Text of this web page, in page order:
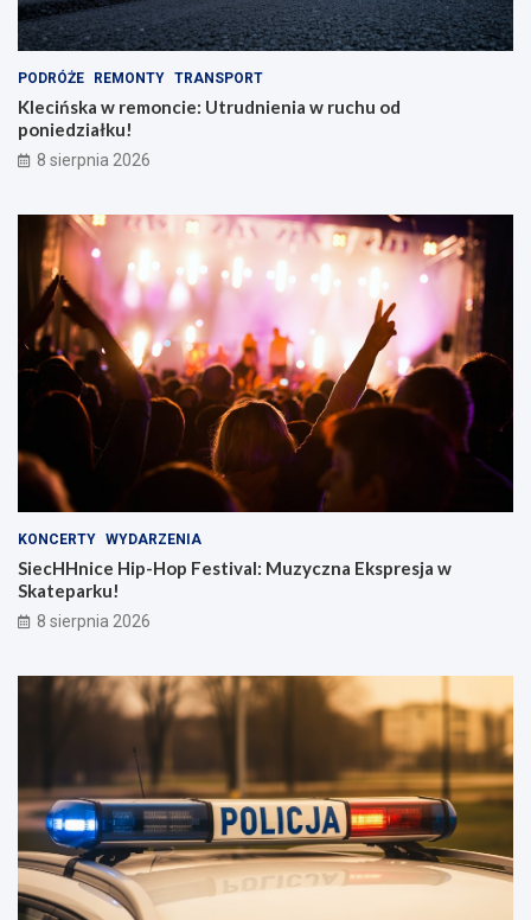
e
m
PODRÓŻE REMONTY TRANSPORT
Klecińska w remoncie: Utrudnienia w ruchu od
poniedziałku!
8 sierpnia 2026
KONCERTY WYDARZENIA
SiecHHnice Hip-Hop Festival: Muzyczna Ekspresja w
Skateparku!
8 sierpnia 2026